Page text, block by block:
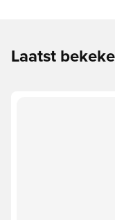
Laatst